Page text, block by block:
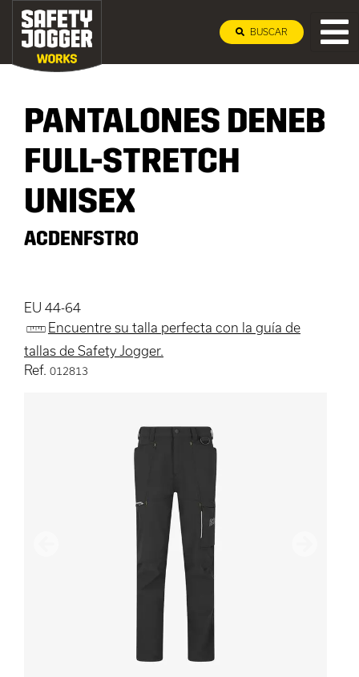
BUSCAR
PANTALONES DENEB
FULL-STRETCH
UNISEX
ACDENFSTRO
EU 44-64
Encuentre su talla perfecta con la guía de
tallas de Safety Jogger.
Ref. 012813